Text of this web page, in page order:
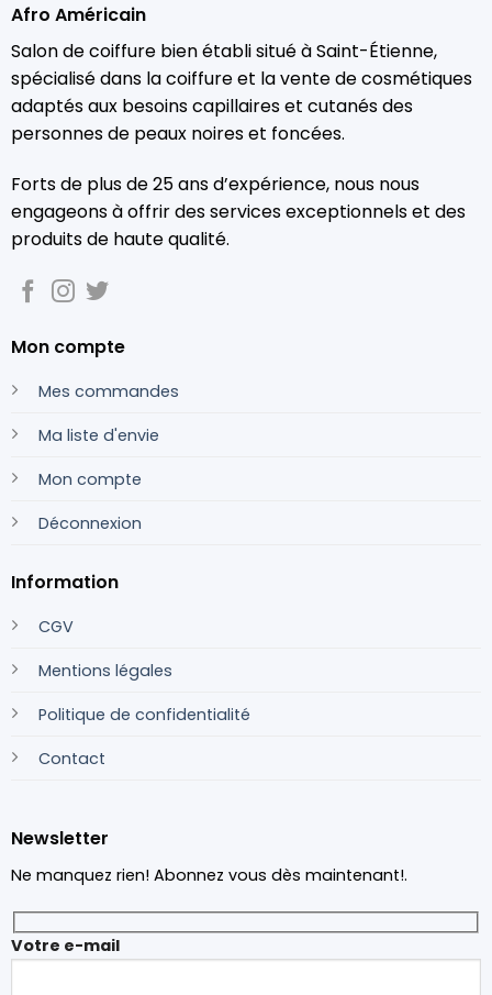
Afro Américain
Salon de coiffure bien établi situé à Saint-Étienne,
spécialisé dans la coiffure et la vente de cosmétiques
adaptés aux besoins capillaires et cutanés des
personnes de peaux noires et foncées.
Forts de plus de 25 ans d’expérience, nous nous
engageons à offrir des services exceptionnels et des
produits de haute qualité.
Mon compte
Mes commandes
Ma liste d'envie
Mon compte
Déconnexion
Information
CGV
Mentions légales
Politique de confidentialité
Contact
Newsletter
Ne manquez rien! Abonnez vous dès maintenant!.
Votre e-mail